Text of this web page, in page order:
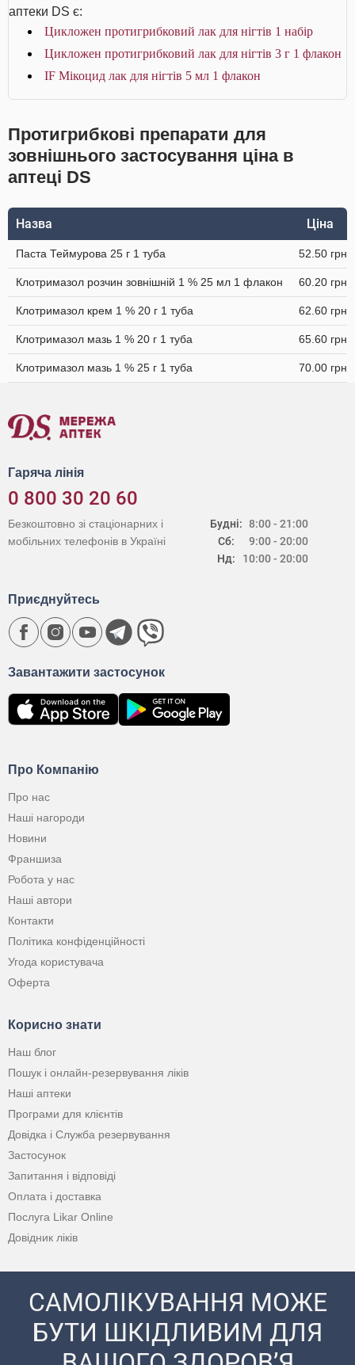
аптеки DS є:
Цикложен протигрибковий лак для нігтів 1 набір
Цикложен протигрибковий лак для нігтів 3 г 1 флакон
IF Мікоцид лак для нігтів 5 мл 1 флакон
Протигрибкові препарати для
зовнішнього застосування ціна в
аптеці DS
Назва Ціна
Паста Теймурова 25 г 1 туба 52.50 грн
Клотримазол розчин зовнішній 1 % 25 мл 1 флакон 60.20 грн
Клотримазол крем 1 % 20 г 1 туба 62.60 грн
Клотримазол мазь 1 % 20 г 1 туба 65.60 грн
Клотримазол мазь 1 % 25 г 1 туба 70.00 грн
Гаряча лінія
0 800 30 20 60
Будні:
Сб:
Нд:
8:00 - 21:00
9:00 - 20:00
10:00 - 20:00
Безкоштовно зі стаціонарних і
мобільних телефонів в Україні
Про Компанію
Про нас
Наші нагороди
Новини
Франшиза
Робота у нас
Наші автори
Контакти
Політика конфіденційності
Угода користувача
Оферта
Корисно знати
Наш блог
Пошук і онлайн-резервування ліків
Наші аптеки
Програми для клієнтів
Довідка і Служба резервування
Застосунок
Запитання і відповіді
Оплата і доставка
Послуга Likar Online
Довідник ліків
Завантажити застосунок
Приєднуйтесь
САМОЛІКУВАННЯ МОЖЕ
БУТИ ШКІДЛИВИМ ДЛЯ